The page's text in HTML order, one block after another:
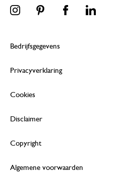
Bedrijfsgegevens
Privacyverklaring
Cookies
Disclaimer
Copyright
Algemene voorwaarden